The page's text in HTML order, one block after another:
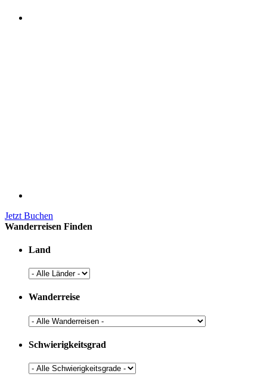
Jetzt Buchen
Wanderreisen Finden
Land
Wanderreise
Schwierigkeitsgrad